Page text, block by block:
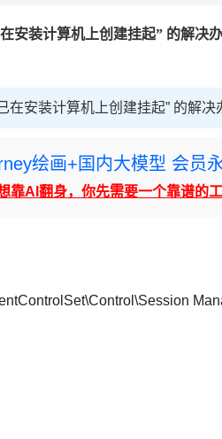
安装计算机上创建挂起” 的解决
在安装计算机上创建挂起” 的解决
绘画+国内大模型 会员
靠AI翻身，你先需要一个靠谱的工